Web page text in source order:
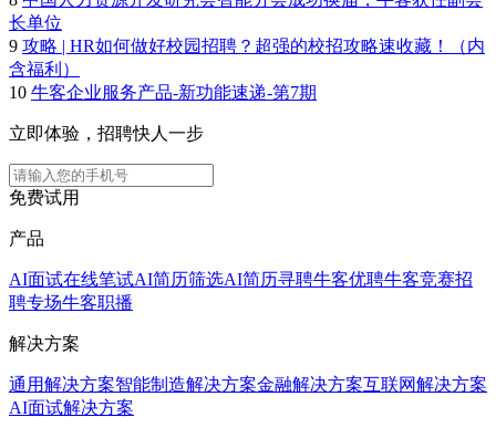
长单位
9 攻略 | HR如何做好校园招聘？超强的校招攻略速收藏！（内
含福利）
10 牛客企业服务产品-新功能速递-第7期
立即体验，招聘快人一步
免费试用
产品
AI面试在线笔试AI简历筛选AI简历寻聘牛客优聘牛客竞赛招
聘专场牛客职播
解决方案
通用解决方案智能制造解决方案金融解决方案互联网解决方案
AI面试解决方案